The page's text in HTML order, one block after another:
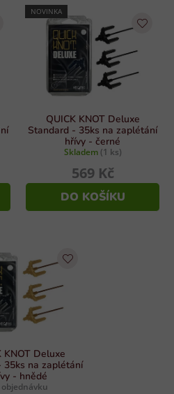
NOVINKA
QUICK KNOT Deluxe
Standard - 35ks na zaplétání
hřívy - černé
Skladem (1 ks)
569 Kč
DO KOŠÍKU
KNOT Deluxe
35ks na zaplétání
hřívy - hnědé
objednávku